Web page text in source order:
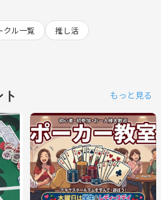
クル一覧
推し活
もっと見る